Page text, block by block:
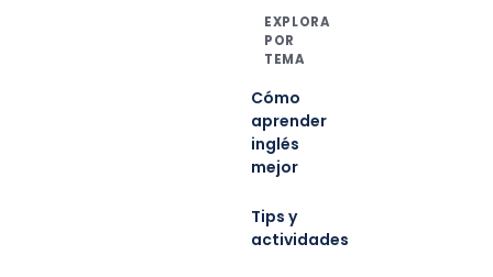
EXPLORA
POR
TEMA
Cómo
aprender
inglés
mejor
Tips y
actividades